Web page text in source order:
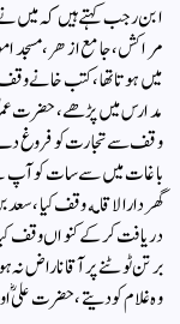
مراکش، جامع از هر، مسجد
میں ہوتا تھا، کتب خانے
مدارس میں پڑھے، حضرت
وقف سے تجارت کو فروغ دے
باغات میں سے سات کو آپ
گھر دارالاقامه وقف
دریافت کر کے کنواں وقف
برتن ٹوٹنے پر آقا ناراض
وہ غلام کو دیتے، حضرت